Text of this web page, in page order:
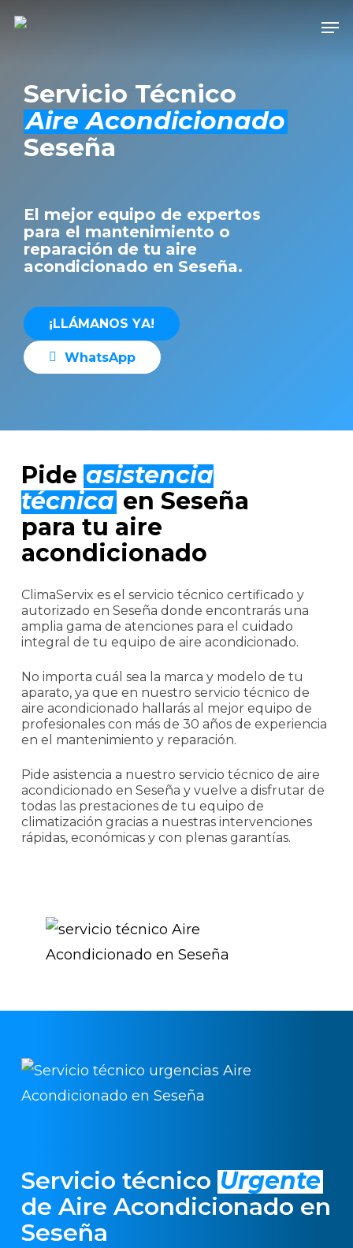
Skip
content
Servicio Técnico
Aire Acondicionado
Seseña
El mejor equipo de expertos
para el mantenimiento o
reparación de tu aire
acondicionado en Seseña.
¡LLÁMANOS YA!
WhatsApp
Pide asistencia
técnica en Seseña
para tu aire
acondicionado
ClimaServix es el servicio técnico certificado y
autorizado en Seseña donde encontrarás una
amplia gama de atenciones para el cuidado
integral de tu equipo de aire acondicionado.
No importa cuál sea la marca y modelo de tu
aparato, ya que en nuestro servicio técnico de
aire acondicionado hallarás al mejor equipo de
profesionales con más de 30 años de experiencia
en el mantenimiento y reparación.
Pide asistencia a nuestro servicio técnico de aire
acondicionado en Seseña y vuelve a disfrutar de
todas las prestaciones de tu equipo de
climatización gracias a nuestras intervenciones
rápidas, económicas y con plenas garantías.
Servicio técnico Urgente
de Aire Acondicionado en
Seseña